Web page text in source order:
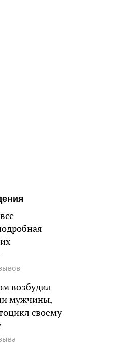
возбудил
мужчины,
своему